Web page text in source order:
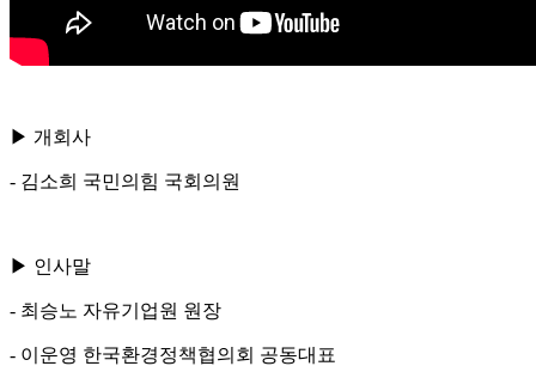
▶ 개회사
- 김소희 국민의힘 국회의원
▶ 인사말
- 최승노 자유기업원 원장
- 이운영 한국환경정책협의회 공동대표